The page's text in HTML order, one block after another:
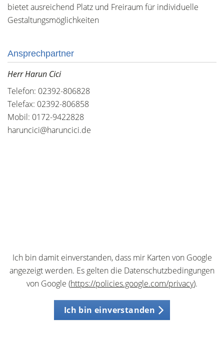
bietet ausreichend Platz und Freiraum für individuelle
Gestaltungsmöglichkeiten
Ansprechpartner
Herr Harun Cici
Telefon: 02392-806828
Telefax: 02392-806858
Mobil: 0172-9422828
haruncici@haruncici.de
Ich bin damit einverstanden, dass mir Karten von Google
angezeigt werden. Es gelten die Datenschutzbedingungen
von Google (https://policies.google.com/privacy).
Ich bin einverstanden